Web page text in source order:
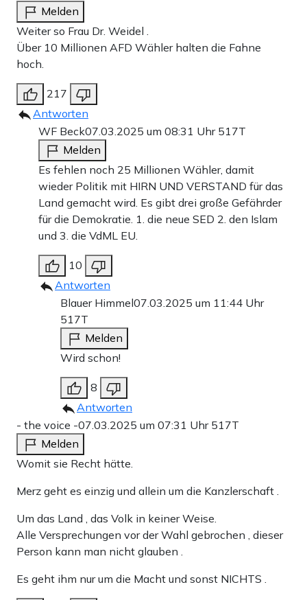
Melden
Weiter so Frau Dr. Weidel .
Über 10 Millionen AFD Wähler halten die Fahne
hoch.
217
Antworten
WF Beck07.03.2025 um 08:31 Uhr 517T
Melden
Es fehlen noch 25 Millionen Wähler, damit
wieder Politik mit HIRN UND VERSTAND für das
Land gemacht wird. Es gibt drei große Gefährder
für die Demokratie. 1. die neue SED 2. den Islam
und 3. die VdML EU.
10
Antworten
Blauer Himmel07.03.2025 um 11:44 Uhr
517T
Melden
Wird schon!
8
Antworten
- the voice -07.03.2025 um 07:31 Uhr 517T
Melden
Womit sie Recht hätte.
Merz geht es einzig und allein um die Kanzlerschaft .
Um das Land , das Volk in keiner Weise.
Alle Versprechungen vor der Wahl gebrochen , dieser
Person kann man nicht glauben .
Es geht ihm nur um die Macht und sonst NICHTS .